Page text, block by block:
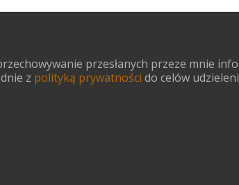
przesłanych przeze mnie
z polityką prywatności do celów